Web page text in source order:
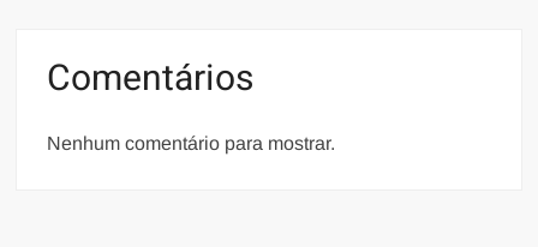
Comentários
Nenhum comentário para mostrar.